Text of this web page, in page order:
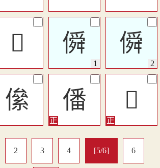
󴤬 僢 僢
㒍 僠 𠍹
2 3 4 [5/6] 6